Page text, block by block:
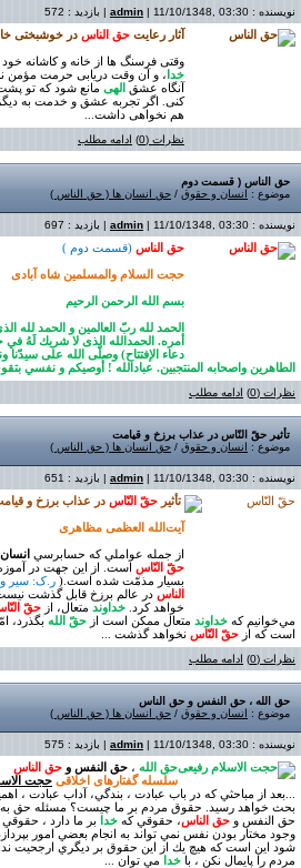
نویسنده : admin | 11/10/1348, 03:30 | بازدید : 572
آثار رعایت حق الناس در خوشبختی
وقتی فرسنگ ها از خانه و کاشانه
خدا ، و آن وقت دریابی حرمت مؤمن
آنگاه عشق الهی مانع شود که تو
کنی. اگر تجربه عشق و خدمت به
هم نخواهی داشت
نظرات (0)
ادامه مطلب
حق الناس ( قسمت دوم
موضوع : انسان و حقوق / حق انسان ها ( حق الناس )
نویسنده : admin | 11/10/1348, 03:30 | بازدید : 697
حق الناس (قسمت دوم (
حجت السلام والمسلمین شاه آبادی
بسم الله الرحمن الرحيم
الحمد لله ربّ العالمين و الحمد لله
أمره. الحمدالله الذی لا شريك لَهُ
دعاء الإفتتاح) وصلّی الله علی سيدّنا
الطاهرين واصحابه المنتجبين. عبادالله ! أُوصيكم و نفسي
نظرات (0)
ادامه مطلب
تأثير حقّ النّاس در عذاب برزخ و قيامت
موضوع : انسان و حقوق / حق انسان ها ( حق الناس )
نویسنده : admin | 11/10/1348, 03:30 | بازدید : 651
تأثير حقّ النّاس در عذاب برزخ و
آیت‌الله العظمی مظاهری
از جمله عواملي که حسابرسي انسان
حقّ النّاس
است. از اين جهت در
بسيار مذمّت شده است.( ر.ک: سير و
الناس در عالم برزخ قابل گذشت
خواهد کرد. خداوند متعال، از حقّ
مي‌خوانيم که خداوند متعال ممکن است از حقّ الله بگذرد،
است که از حقّ النّاس نخواهد گذشت ...
نظرات (0)
ادامه مطلب
حق الله ، حق النفس و حق الناس
موضوع : انسان و حقوق / حق انسان ها ( حق الناس )
نویسنده : admin | 11/10/1348, 03:30 | بازدید : 575
حق الله ، حق النفس و حق الناس
سلسله گفتارهای اخلاقی حجت
بعد از مباحثي كه در باب عبادت ، بندگي، آداب عبادت ،
بحث خواهد رسيد. حقوق مردم بر ما چيست؟ مسئله حق
حق النفس و حق الناس، حقوقي كه خدا
بر ما دارد ،
وجود مختار بودن نفس نمي تواند به انجام بعضي امور
شود اين است كه هيچ يك از اين حقوق بر ديگري ارجحيت
مردم را پايمال نكن ، با خدا
مي توان ...